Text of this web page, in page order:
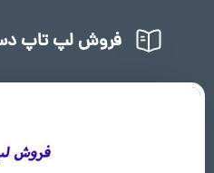
فروش لپ تاپ